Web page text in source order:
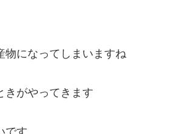
物になってしまいますね
きがやってきます